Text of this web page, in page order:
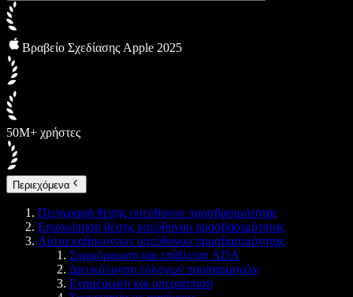
Βραβείο Σχεδίασης Apple 2025
50M+ χρήστες
Περιεχόμενα
Περιγραφή θέσης υπεύθυνου προσβασιμότητας
Επισκόπηση θέσης υπεύθυνου προσβασιμότητας
Λίστα καθηκόντων υπεύθυνου προσβασιμότητας
Συμμόρφωση και επίβλεψη ADA
Διευκόλυνση εύλογων προσαρμογών
Ενημέρωση και υπεράσπιση